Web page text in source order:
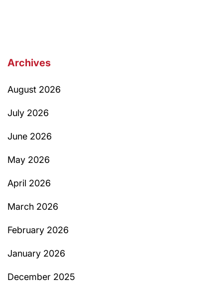
Archives
August 2026
July 2026
June 2026
May 2026
April 2026
March 2026
February 2026
January 2026
December 2025